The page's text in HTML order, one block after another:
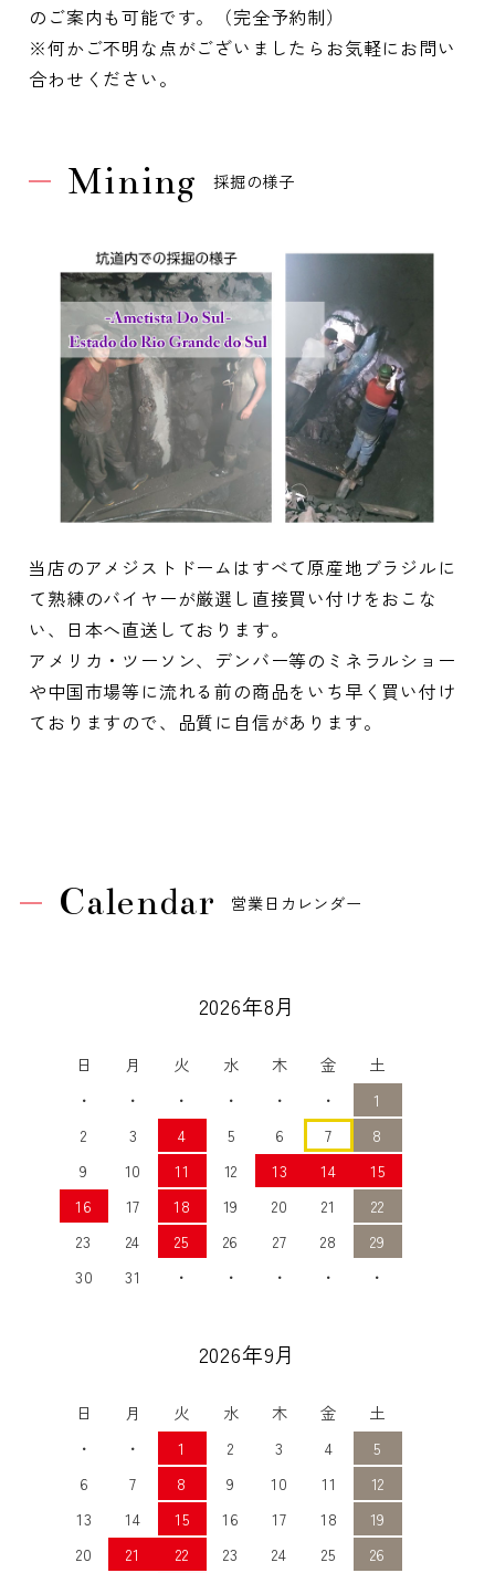
のご案内も可能です。（完全予約制）
※何かご不明な点がございましたらお気軽にお問い
合わせください。
Mining 採掘の様子
当店のアメジストドームはすべて原産地ブラジルに
て熟練のバイヤーが厳選し直接買い付けをおこな
い、日本へ直送しております。
アメリカ・ツーソン、デンバー等のミネラルショー
や中国市場等に流れる前の商品をいち早く買い付け
ておりますので、品質に自信があります。
Calendar 営業日カレンダー
2026年8月
日 月 火 水 木 金
土
・
・ ・ ・ ・ ・
1
2
3 4 5 6 7
8
9
10 11 12 13 14
15
16
17 18 19 20 21
22
23
24 25 26 27 28
29
30
31 ・ ・ ・ ・ ・
2026年9月
日 月 火 水 木 金
土
・
・ 1 2 3 4
5
6
7 8 9 10 11
12
13
14 15 16 17 18
19
20
21 22 23 24 25
26